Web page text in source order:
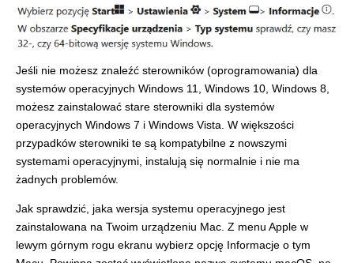
Jeśli nie możesz znaleźć sterowników (oprogramowania) dla
systemów operacyjnych Windows 11, Windows 10, Windows 8,
możesz zainstalować stare sterowniki dla systemów
operacyjnych Windows 7 i Windows Vista. W większości
przypadków sterowniki te są kompatybilne z nowszymi
systemami operacyjnymi, instalują się normalnie i nie ma
żadnych problemów.
Jak sprawdzić, jaka wersja systemu operacyjnego jest
zainstalowana na Twoim urządzeniu Mac. Z menu Apple w
lewym górnym rogu ekranu wybierz opcję Informacje o tym